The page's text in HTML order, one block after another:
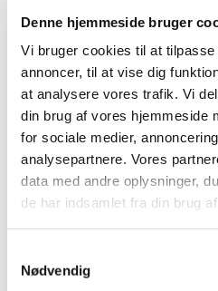
Denne hjemmeside bruger
Vi bruger cookies til at
annoncer, til at vise dig
at analysere vores trafik. Vi
din brug af vores hjemmeside
for sociale medier,
analysepartnere. Vores
data med andre oplysninger,
de har indsamlet fra din brug
Nødvendig
Folkekirken har i mange år
for Forsvarets soldater, både
hjemlige tjeneste, og når
Feltpræst Peter Uth fortæller
danske soldater til udlandet.
røverhistorier fra de varme
vi befinder os i og
kristendom forholder sig til